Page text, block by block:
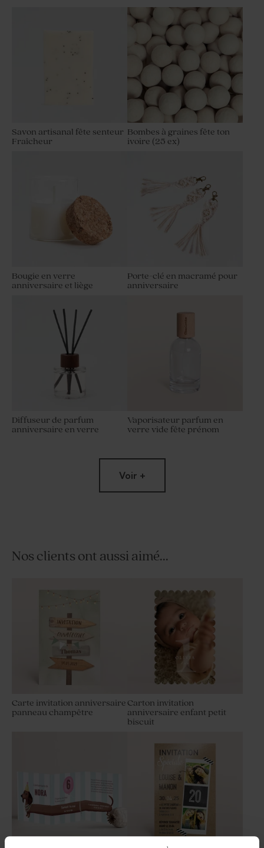
Savon artisanal fête senteur
Fraîcheur
Bombes à graines fête ton
ivoire (25 ex)
Bougie en verre
anniversaire et liège
Porte-clé en macramé pour
anniversaire
Diffuseur de parfum
anniversaire en verre
Vaporisateur parfum en
verre vide fête prénom
bouchon en liège
Voir +
Nos clients ont aussi aimé...
Carte invitation anniversaire
panneau champêtre
Carton invitation
anniversaire enfant petit
biscuit